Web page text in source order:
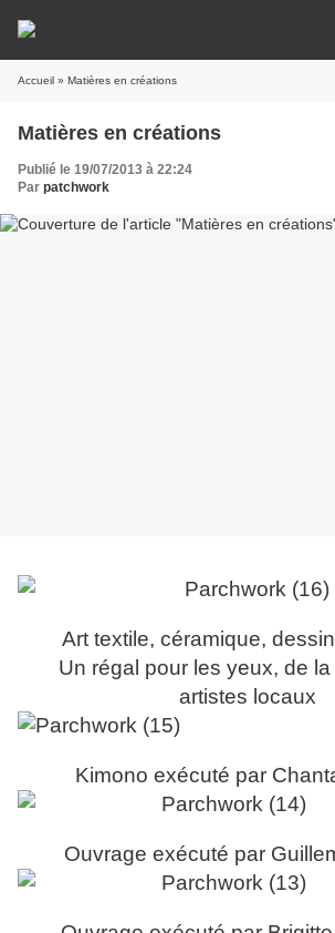
Accueil » Matières en créations
Matières en créations
Publié le 19/07/2013 à 22:24
Par patchwork
Art textile, céramique,
Un régal pour les yeux, de
artistes locaux
Kimono exécuté par
Ouvrage exécuté par